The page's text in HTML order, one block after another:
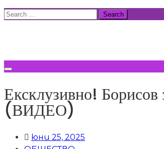
Skip
Search
Ексклузивно! Борисов
(ВИДЕО)
юни 25, 2025